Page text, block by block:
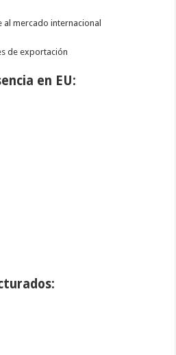
al mercado internacional
de exportación
en EU: